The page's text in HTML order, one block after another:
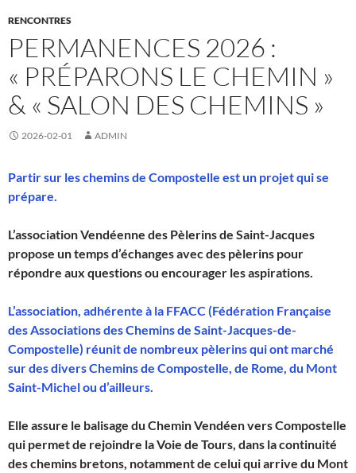
RENCONTRES
PERMANENCES 2026 :
« PRÉPARONS LE CHEMIN »
& « SALON DES CHEMINS »
2026-02-01 ADMIN
Partir sur les chemins de Compostelle est un projet qui se
prépare.
L’association Vendéenne des Pèlerins de Saint-Jacques
propose un temps d’échanges avec des pèlerins pour
répondre aux questions ou encourager les aspirations.
L’association, adhérente à la FFACC (Fédération Française
des Associations des Chemins de Saint-Jacques-de-
Compostelle) réunit de nombreux pèlerins qui ont marché
sur des divers Chemins de Compostelle, de Rome, du Mont
Saint-Michel ou d’ailleurs.
Elle assure le balisage du Chemin Vendéen vers Compostelle
qui permet de rejoindre la Voie de Tours, dans la continuité
des chemins bretons, notamment de celui qui arrive du Mont